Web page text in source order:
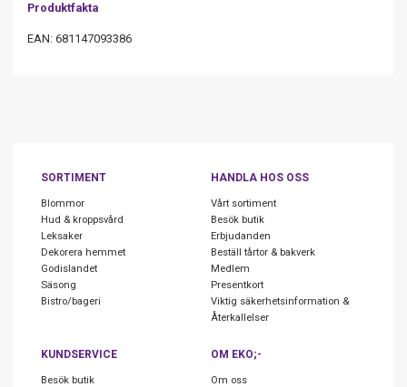
Produktfakta
EAN: 681147093386
SORTIMENT
Blommor
Hud & kroppsvård
Leksaker
Dekorera hemmet
Godislandet
Säsong
Bistro/bageri
HANDLA HOS OSS
Vårt sortiment
Besök butik
Erbjudanden
Beställ tårtor & bakverk
Medlem
Presentkort
Viktig säkerhetsinformation &
Återkallelser
KUNDSERVICE
Besök butik
OM EKO;-
Om oss